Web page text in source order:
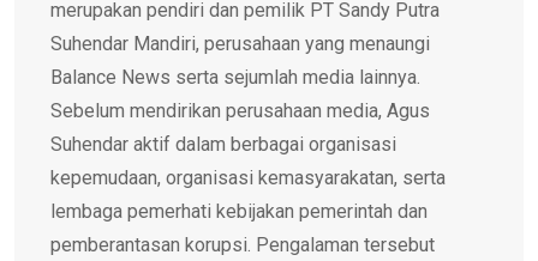
merupakan pendiri dan pemilik PT Sandy Putra
Suhendar Mandiri, perusahaan yang menaungi
Balance News serta sejumlah media lainnya.
Sebelum mendirikan perusahaan media, Agus
Suhendar aktif dalam berbagai organisasi
kepemudaan, organisasi kemasyarakatan, serta
lembaga pemerhati kebijakan pemerintah dan
pemberantasan korupsi. Pengalaman tersebut